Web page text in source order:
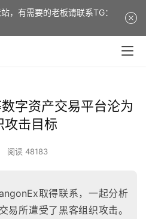
字资产交易平台沦为
攻击目标
阅读 48183
取得联系，一起分析
易所遭受了黑客组织攻击。
，有需要的老板请联系TG：
sale. It is a 8-year-old
contact TG: tuhaov